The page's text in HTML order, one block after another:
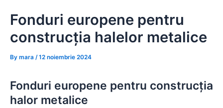
Fonduri europene pentru
construcția halelor metalice
By mara /12 noiembrie 2024
Fonduri europene pentru construcția
halor metalice